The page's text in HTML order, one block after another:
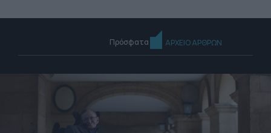
Πρόσφατα ΑΡΧΕΙΟ ΑΡΘΡΩΝ